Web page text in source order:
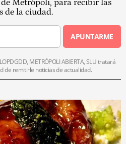
Metrópoli, para recibir las
de la ciudad.
APUNTARME
METRÓPOLI ABIERTA, SLU tratará
de remitirle noticias de actualidad.